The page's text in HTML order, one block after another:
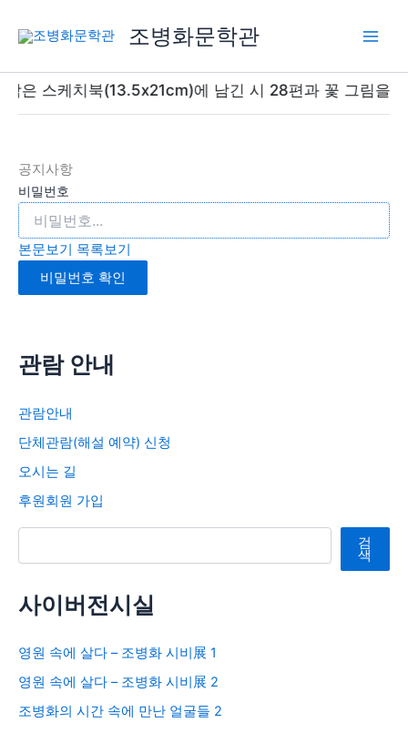
로
조병화문학관
은 스케치북(13.5x21cm)에 남긴 시 28편과 꽃 그림을 전
공지사항
비밀번호
본문보기 목록보기
비밀번호 확인
관람 안내
관람안내
단체관람(해설 예약) 신청
오시는 길
후원회원 가입
검색 검
색
사이버전시실
영원 속에 살다 – 조병화 시비展 1
영원 속에 살다 – 조병화 시비展 2
조병화의 시간 속에 만난 얼굴들 2